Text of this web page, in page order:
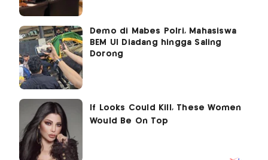
Demo di Mabes Polri, Mahasiswa
BEM UI Diadang hingga Saling
Dorong